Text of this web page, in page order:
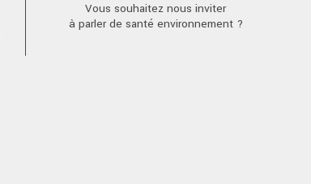
Vous souhaitez nous inviter
à parler de santé environnement ?